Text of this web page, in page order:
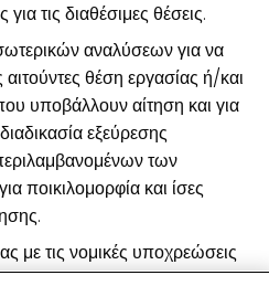
τις διαθέσιμες θέσεις.
αναλύσεων για να
θέση εργασίας ή/και
υποβάλλουν αίτηση και για
εξεύρεσης
των
ποικιλομορφία και ίσες
με τις νομικές υποχρεώσεις
και την ασφάλεια, κατά